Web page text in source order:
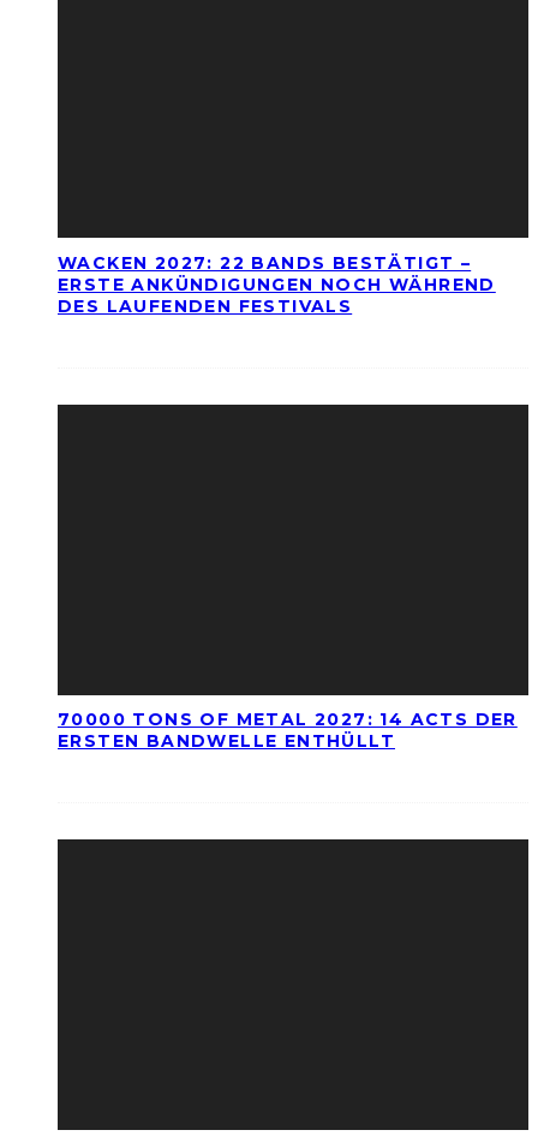
WACKEN 2027: 22 BANDS BESTÄTIGT –
ERSTE ANKÜNDIGUNGEN NOCH WÄHREND
DES LAUFENDEN FESTIVALS
70000 TONS OF METAL 2027: 14 ACTS DER
ERSTEN BANDWELLE ENTHÜLLT